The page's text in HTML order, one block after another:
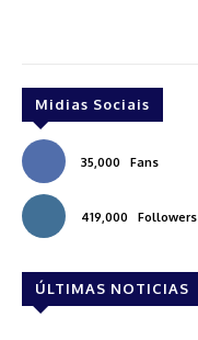
Midias Sociais
35,000 Fans
419,000 Followers
ÚLTIMAS NOTICIAS